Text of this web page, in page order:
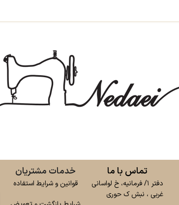
تماس با ما
دفتر ۱/ فرمانیه، خ لواسانی
غربی ، نبش ک حوری
خدمات مشتریان
قوانین و شرایط استفاده